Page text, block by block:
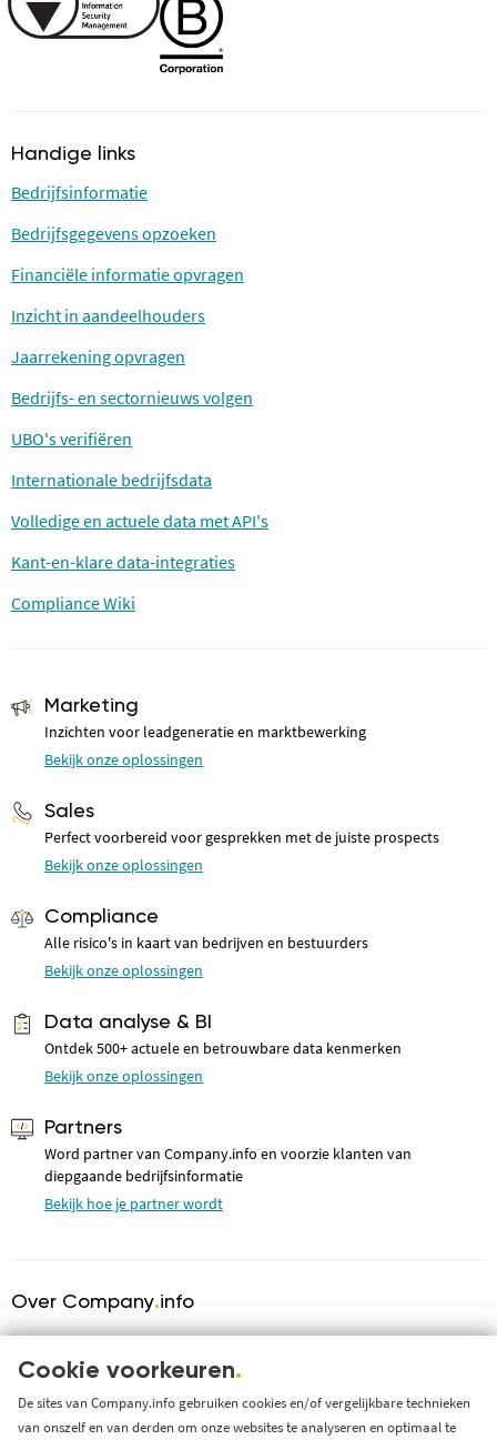
Handige links
Bedrijfsinformatie
Bedrijfsgegevens opzoeken
Financiële informatie opvragen
Inzicht in aandeelhouders
Jaarrekening opvragen
Bedrijfs- en sectornieuws volgen
UBO's verifiëren
Internationale bedrijfsdata
Volledige en actuele data met API's
Kant-en-klare data-integraties
Compliance Wiki
Marketing
Inzichten voor leadgeneratie en marktbewerking
Bekijk onze oplossingen
Sales
Perfect voorbereid voor gesprekken met de juiste prospects
Bekijk onze oplossingen
Compliance
Alle risico's in kaart van bedrijven en bestuurders
Bekijk onze oplossingen
Data analyse & BI
Ontdek 500+ actuele en betrouwbare data kenmerken
Bekijk onze oplossingen
Partners
Word partner van Company.info en voorzie klanten van
diepgaande bedrijfsinformatie
Bekijk hoe je partner wordt
Over Company.info
Over ons
KVK serviceprovider
Werken bij Company.info
Blog
Cookie voorkeuren.
De sites van Company.info gebruiken cookies en/of vergelijkbare technieken
van onszelf en van derden om onze websites te analyseren en optimaal te